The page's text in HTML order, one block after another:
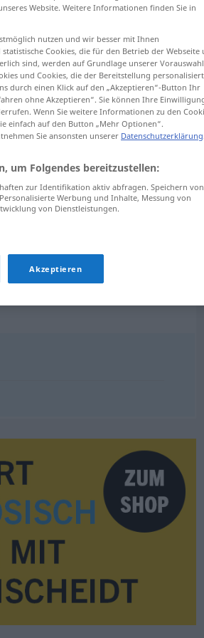
Genie
Website. Weitere Informationen finden Sie in
nutzen und wir besser mit Ihnen
Cookies, die für den Betrieb der Webseite
sind, werden auf Grundlage unserer Vorauswahl
und Cookies, die der Bereitstellung
durch einen Klick auf den „Akzeptieren“-Button Ihr
ohne Akzeptieren“. Sie können Ihre
Wenn Sie weitere Informationen zu den
einfach auf den Button „Mehr Optionen“.
Sie ansonsten unserer Datenschutzerklärung
um Folgendes bereitzustellen:
zur Identifikation aktiv abfragen. Speichern von
Werbung und Inhalte, Messung von
von Dienstleistungen.
Akzeptieren